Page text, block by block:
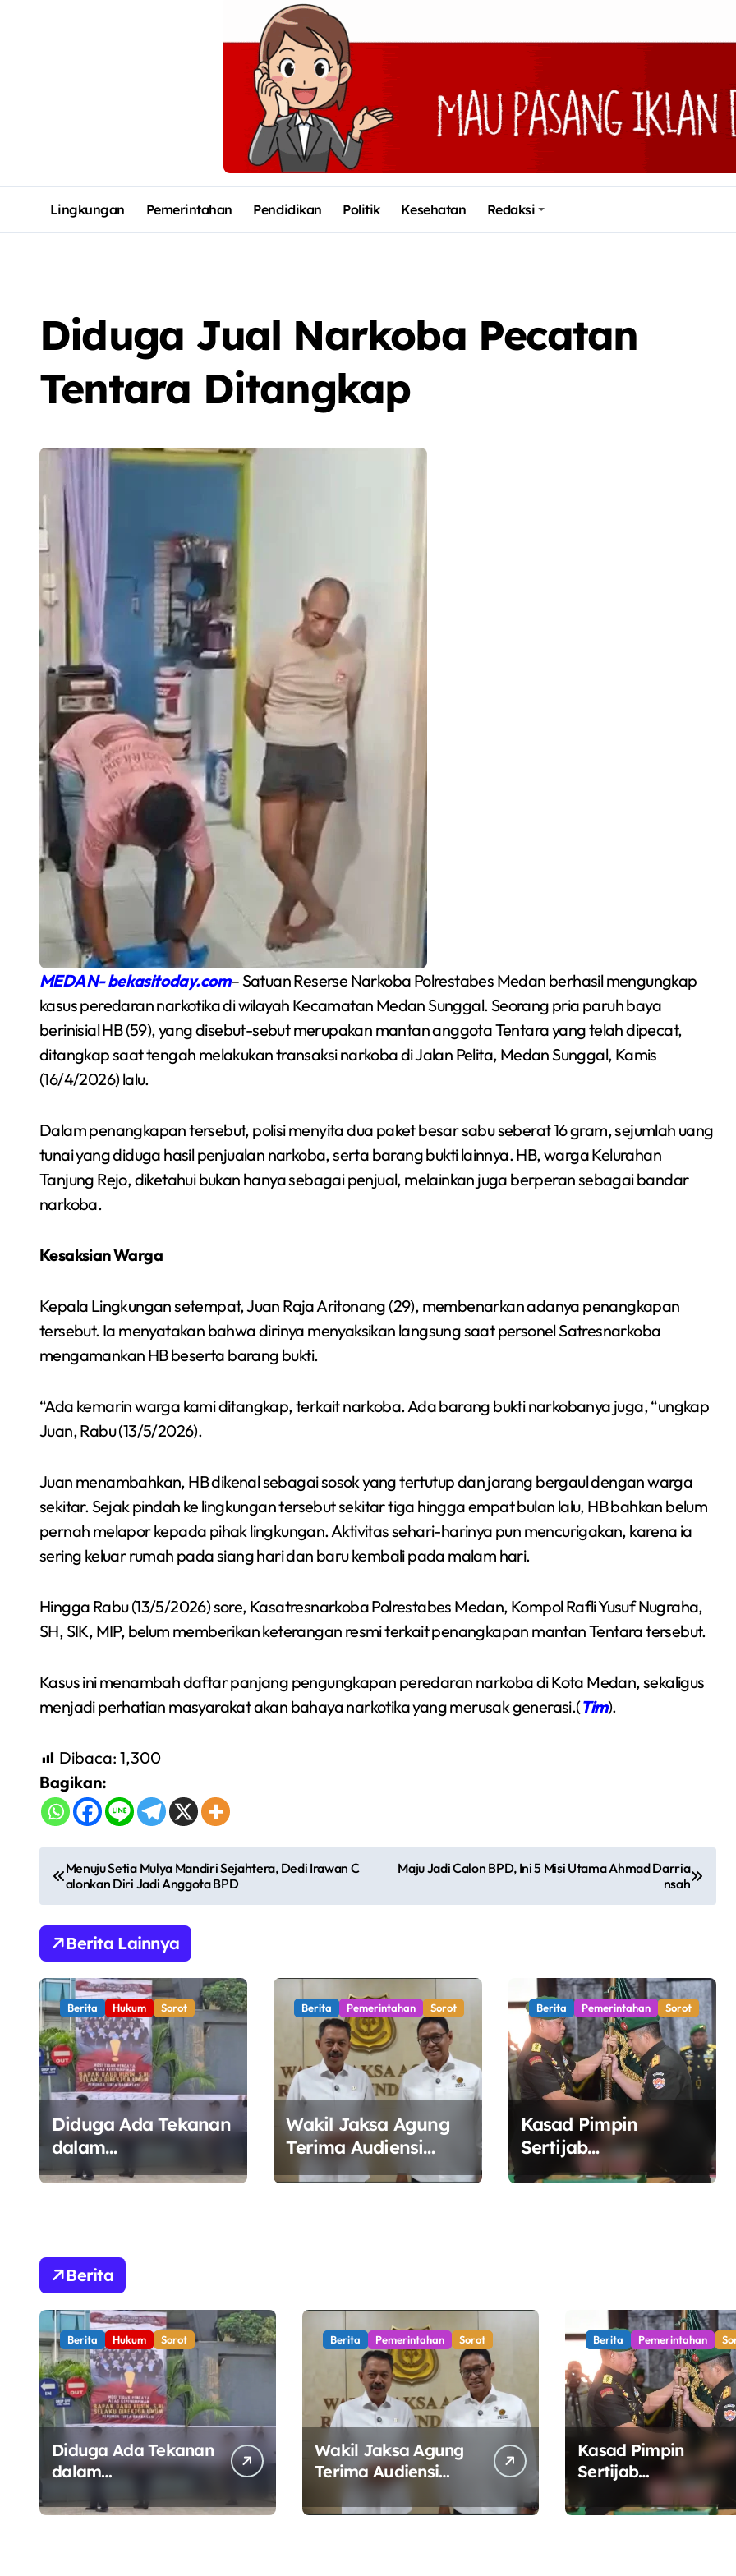
Lingkungan Pemerintahan Pendidikan Politik Kesehatan Redaksi
Diduga Jual Narkoba Pecatan
Tentara Ditangkap
MEDAN- bekasitoday.com– Satuan Reserse Narkoba Polrestabes Medan berhasil mengungkap
kasus peredaran narkotika di wilayah Kecamatan Medan Sunggal. Seorang pria paruh baya
berinisial HB (59), yang disebut-sebut merupakan mantan anggota Tentara yang telah dipecat,
ditangkap saat tengah melakukan transaksi narkoba di Jalan Pelita, Medan Sunggal, Kamis
(16/4/2026) lalu.
Dalam penangkapan tersebut, polisi menyita dua paket besar sabu seberat 16 gram, sejumlah uang
tunai yang diduga hasil penjualan narkoba, serta barang bukti lainnya. HB, warga Kelurahan
Tanjung Rejo, diketahui bukan hanya sebagai penjual, melainkan juga berperan sebagai bandar
narkoba.
Kesaksian Warga
Kepala Lingkungan setempat, Juan Raja Aritonang (29), membenarkan adanya penangkapan
tersebut. Ia menyatakan bahwa dirinya menyaksikan langsung saat personel Satresnarkoba
mengamankan HB beserta barang bukti.
“Ada kemarin warga kami ditangkap, terkait narkoba. Ada barang bukti narkobanya juga, “ungkap
Juan, Rabu (13/5/2026).
Juan menambahkan, HB dikenal sebagai sosok yang tertutup dan jarang bergaul dengan warga
sekitar. Sejak pindah ke lingkungan tersebut sekitar tiga hingga empat bulan lalu, HB bahkan belum
pernah melapor kepada pihak lingkungan. Aktivitas sehari-harinya pun mencurigakan, karena ia
sering keluar rumah pada siang hari dan baru kembali pada malam hari.
Hingga Rabu (13/5/2026) sore, Kasatresnarkoba Polrestabes Medan, Kompol Rafli Yusuf Nugraha,
SH, SIK, MIP, belum memberikan keterangan resmi terkait penangkapan mantan Tentara tersebut.
Kasus ini menambah daftar panjang pengungkapan peredaran narkoba di Kota Medan, sekaligus
menjadi perhatian masyarakat akan bahaya narkotika yang merusak generasi.(Tim).
Dibaca: 1,300
Bagikan:
N
a
v
i
g
a
s
i
p
o
Menuju Setia Mulya Mandiri Sejahtera, Dedi Irawan C
alonkan Diri Jadi Anggota BPD
Maju Jadi Calon BPD, Ini 5 Misi Utama Ahmad Darria
nsah
Berita Lainnya
Berita Hukum Sorot
Diduga Ada Tekanan
dalam
Penandatanganan
Tirta Bhagasasi
Diusut Objektif
Berita Pemerintahan Sorot
Wakil Jaksa Agung
Terima Audiensi
Wamen ESDM,
Berita Pemerintahan Sorot
Kasad Pimpin
Sertijab
Danpuspomad dan
Berita Olah Raga
Semarakkan Budaya
Gowes Malam, Warga
Inisiasi Gerakan Night
Ride Rutin di Babelan
Redaksi Bekasi Today Agu 1, 2026
Siswa SMPN 1
Cikarang Selatan Raih
Medali Perak di
Kejuaraan Sambo
Sumsel 2026
Redaksi Bekasi Today Jul 30, 2026
Berita
Berita Hukum Sorot
Diduga Ada Tekanan
dalam
Mosi Tidak Percaya,
Berita Pemerintahan Sorot
Wakil Jaksa Agung
Terima Audiensi
Wamen ESDM,
Perkuat Sinergi
Berita Pemerintahan
Kasad Pimpin
Sertijab
Dansecapaad,